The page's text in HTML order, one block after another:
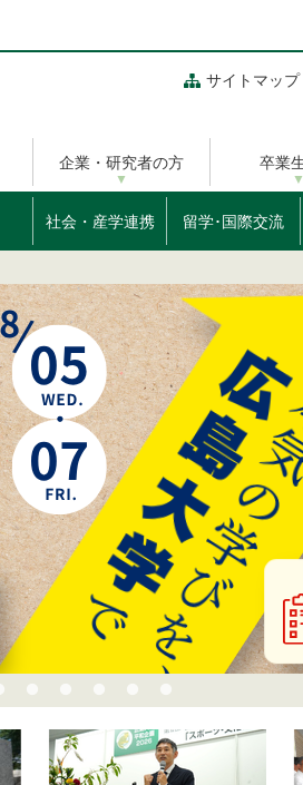
サイトマップ
企業・研究者の方 卒業
社会・産学連携 留学･国際交流